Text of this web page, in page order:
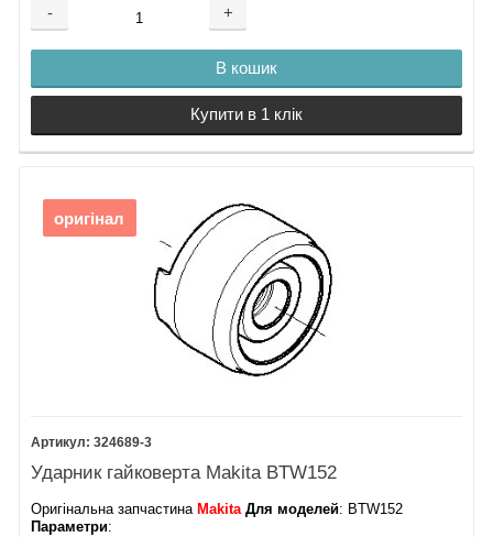
- +
В кошик
Купити в 1 клік
оригінал
324689-3
Ударник гайковерта Makita BTW152
Оригінальна запчастинаMakita Для моделей: BTW152
Параметри: